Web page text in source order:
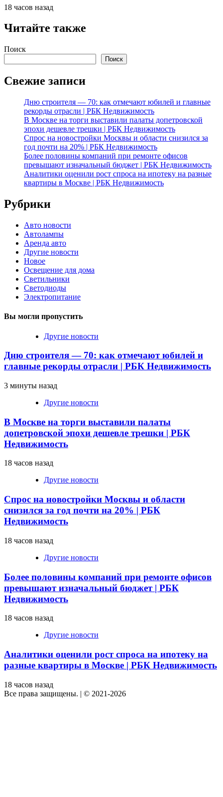
18 часов назад
Читайте также
Поиск
Поиск
Свежие записи
Дню строителя — 70: как отмечают юбилей и главные
рекорды отрасли | РБК Недвижимость
В Москве на торги выставили палаты допетровской
эпохи дешевле трешки | РБК Недвижимость
Спрос на новостройки Москвы и области снизился за
год почти на 20% | РБК Недвижимость
Более половины компаний при ремонте офисов
превышают изначальный бюджет | РБК Недвижимость
Аналитики оценили рост спроса на ипотеку на разные
квартиры в Москве | РБК Недвижимость
Рубрики
Авто новости
Автолампы
Аренда авто
Другие новости
Новое
Освещение для дома
Светильники
Светодиоды
Электропитание
Вы могли пропустить
Другие новости
Дню строителя — 70: как отмечают юбилей и
главные рекорды отрасли | РБК Недвижимость
3 минуты назад
Другие новости
В Москве на торги выставили палаты
допетровской эпохи дешевле трешки | РБК
Недвижимость
18 часов назад
Другие новости
Спрос на новостройки Москвы и области
снизился за год почти на 20% | РБК
Недвижимость
18 часов назад
Другие новости
Более половины компаний при ремонте офисов
превышают изначальный бюджет | РБК
Недвижимость
18 часов назад
Другие новости
Аналитики оценили рост спроса на ипотеку на
разные квартиры в Москве | РБК Недвижимость
18 часов назад
Все права защищены. | © 2021-2026